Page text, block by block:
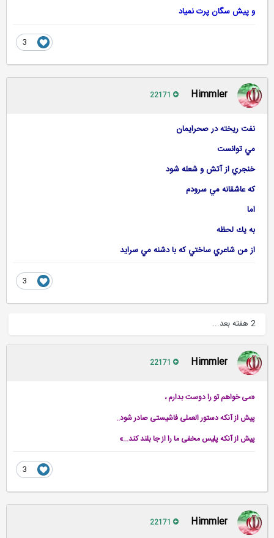
و پیش سگان پرت نمیاد
Himmler
نفت ريخته در صحرايمان
مي توانست
خنجري از آتش و شعله شود
كه عاشقانه مي سرودم
به يك لحظه
از من شاعري ساختي كه با دشنه مي سرايد
Himmler
«می خواهم تو را دوست بدارم ،
پیش از آنکه دستور العملی فاشیستی صادر شود..
پیش از آنکه پلیس مخفی ما را از جا بلند کند...»
Himmler